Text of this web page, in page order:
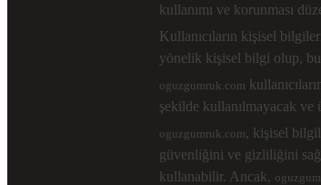
kullanımı ve korunması
Kullanıcıların kişisel
yönelik kişisel bilgi olup,
oguzgumruk.com
şekilde kullanılmayacak ve
oguzgumruk.com, kişisel
güvenliğini ve gizliliğini
kullanabilir. Ancak,